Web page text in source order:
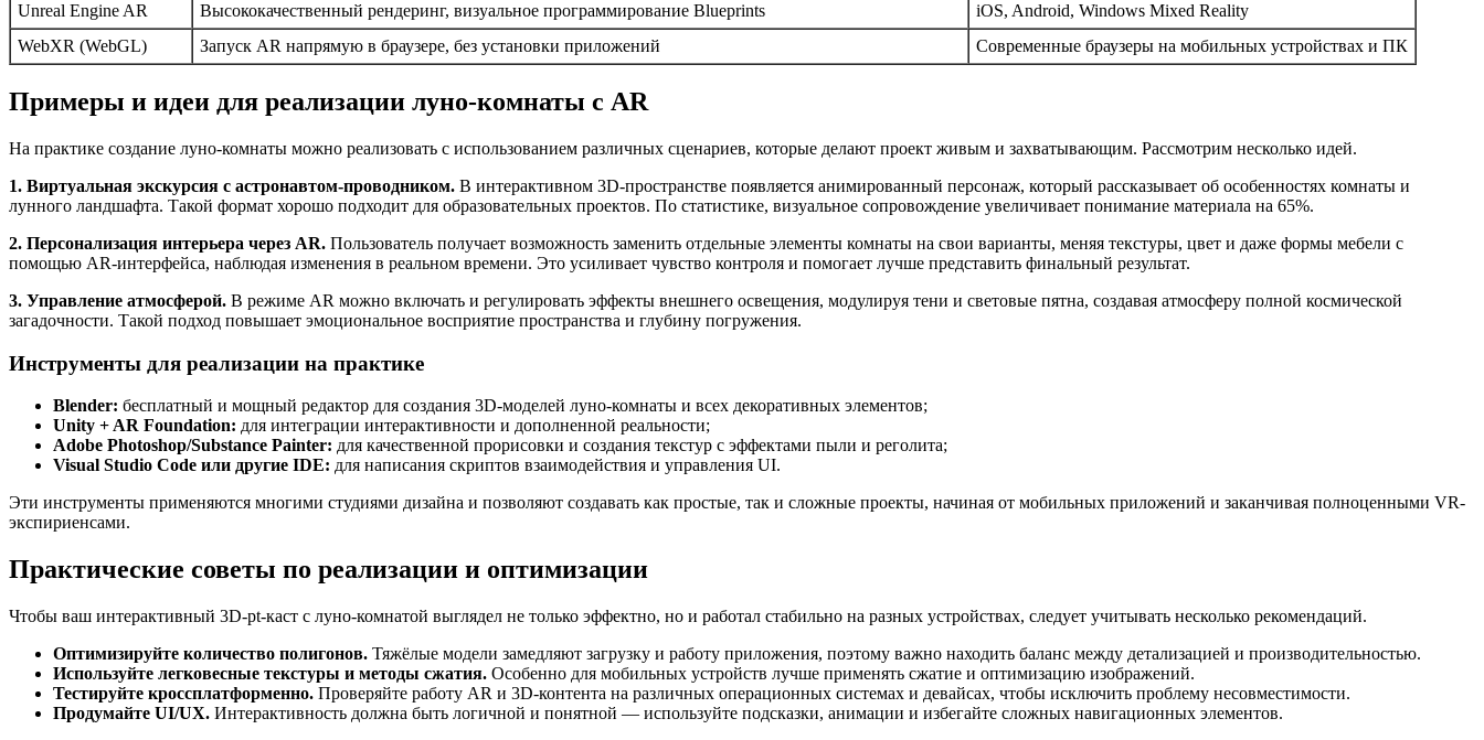
Unreal Engine AR
Высококачественный рендеринг, визуальное программирование Blueprints
iOS, Android, Windows Mixed Reality
WebXR (WebGL)
Запуск AR напрямую в браузере, без установки приложений Современные браузеры на мобильных устройствах и ПК
Примеры и идеи для реализации луно-комнаты с AR
На практике создание луно-комнаты можно реализовать с использованием различных сценариев, которые делают проект живым и захватывающим. Рассмотрим несколько идей.
1. Виртуальная экскурсия с астронавтом-проводником. В интерактивном 3D-пространстве появляется анимированный персонаж, который рассказывает об особенностях комнаты и
лунного ландшафта. Такой формат хорошо подходит для образовательных проектов. По статистике, визуальное сопровождение увеличивает понимание материала на 65%.
2. Персонализация интерьера через AR. Пользователь получает возможность заменить отдельные элементы комнаты на свои варианты, меняя текстуры, цвет и даже формы мебели с
помощью AR-интерфейса, наблюдая изменения в реальном времени. Это усиливает чувство контроля и помогает лучше представить финальный результат.
3. Управление атмосферой. В режиме AR можно включать и регулировать эффекты внешнего освещения, модулируя тени и световые пятна, создавая атмосферу полной космической
загадочности. Такой подход повышает эмоциональное восприятие пространства и глубину погружения.
Инструменты для реализации на практике
Blender: бесплатный и мощный редактор для создания 3D-моделей луно-комнаты и всех декоративных элементов;
Unity + AR Foundation: для интеграции интерактивности и дополненной реальности;
Adobe Photoshop/Substance Painter: для качественной прорисовки и создания текстур с эффектами пыли и реголита;
Visual Studio Code или другие IDE: для написания скриптов взаимодействия и управления UI.
Эти инструменты применяются многими студиями дизайна и позволяют создавать как простые, так и сложные проекты, начиная от мобильных приложений и заканчивая полноценными VR-
экспириенсами.
Практические советы по реализации и оптимизации
Чтобы ваш интерактивный 3D-pt-каст с луно-комнатой выглядел не только эффектно, но и работал стабильно на разных устройствах, следует учитывать несколько рекомендаций.
Оптимизируйте количество полигонов. Тяжёлые модели замедляют загрузку и работу приложения, поэтому важно находить баланс между детализацией и производительностью.
Используйте легковесные текстуры и методы сжатия. Особенно для мобильных устройств лучше применять сжатие и оптимизацию изображений.
Тестируйте кроссплатформенно. Проверяйте работу AR и 3D-контента на различных операционных системах и девайсах, чтобы исключить проблему несовместимости.
Продумайте UI/UX. Интерактивность должна быть логичной и понятной — используйте подсказки, анимации и избегайте сложных навигационных элементов.